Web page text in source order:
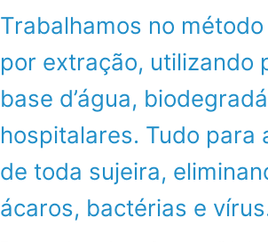
Trabalhamos no
por extração, utilizando
base d’água,
hospitalares. Tudo para
de toda sujeira,
ácaros, bactérias e